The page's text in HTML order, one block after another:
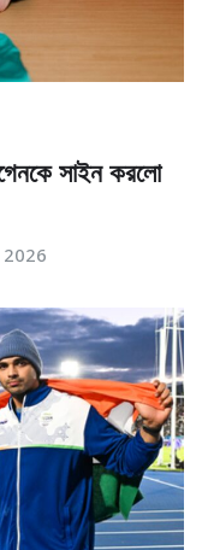
সাইন করলো